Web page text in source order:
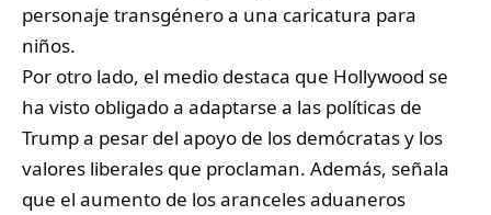
personaje transgénero a una caricatura para
niños.
Por otro lado, el medio destaca que Hollywood se
ha visto obligado a adaptarse a las políticas de
Trump a pesar del apoyo de los demócratas y los
valores liberales que proclaman. Además, señala
que el aumento de los aranceles aduaneros